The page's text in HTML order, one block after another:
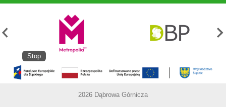
Stop
2026 Dąbrowa Górnicza